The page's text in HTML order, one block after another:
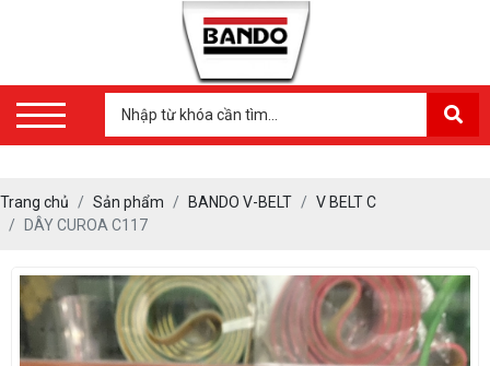
Trang chủ Sản phẩm BANDO V-BELT
V BELT C
DÂY CUROA C117